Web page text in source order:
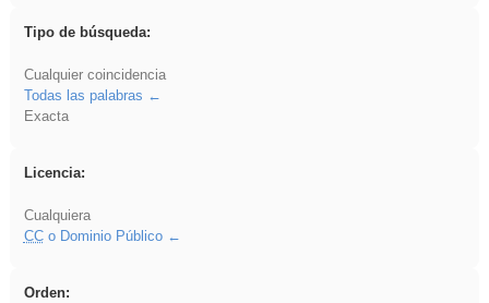
Tipo de búsqueda:
Cualquier coincidencia
Todas las palabras
Exacta
Licencia:
Cualquiera
CCo Dominio Público
Orden: